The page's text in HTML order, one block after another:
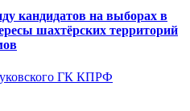
кандидатов на выборах в
шахтёрских территорий
ГК КПРФ